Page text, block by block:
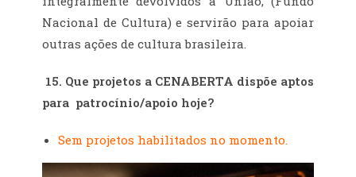
Nacional de Cultura) e servirão para apoiar
outras ações de cultura brasileira.
15. Que projetos a CENABERTA dispõe aptos
para patrocínio/apoio hoje?
Sem projetos habilitados no momento.